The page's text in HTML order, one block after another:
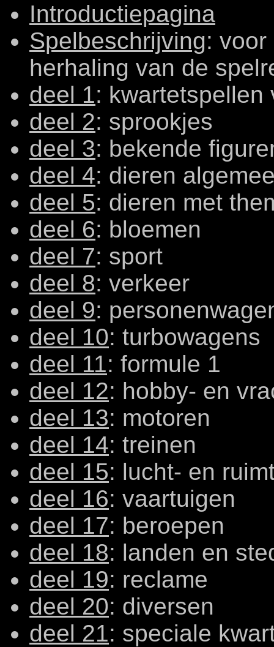
Introductiepagina
Spelbeschrijving: voor
herhaling van de
deel 1: kwartetspellen
deel 2: sprookjes
deel 3: bekende
deel 4: dieren
deel 5: dieren met
deel 6: bloemen
deel 7: sport
deel 8: verkeer
deel 9:
deel 10: turbowagens
deel 11: formule 1
deel 12: hobby- en
deel 13: motoren
deel 14: treinen
deel 15: lucht- en
deel 16: vaartuigen
deel 17: beroepen
deel 18: landen en
deel 19: reclame
deel 20: diversen
deel 21: speciale